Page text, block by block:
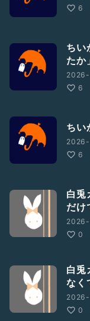
6
ちい
たか
6
ちい
6
白兎
だけ
0
白兎
なく
0